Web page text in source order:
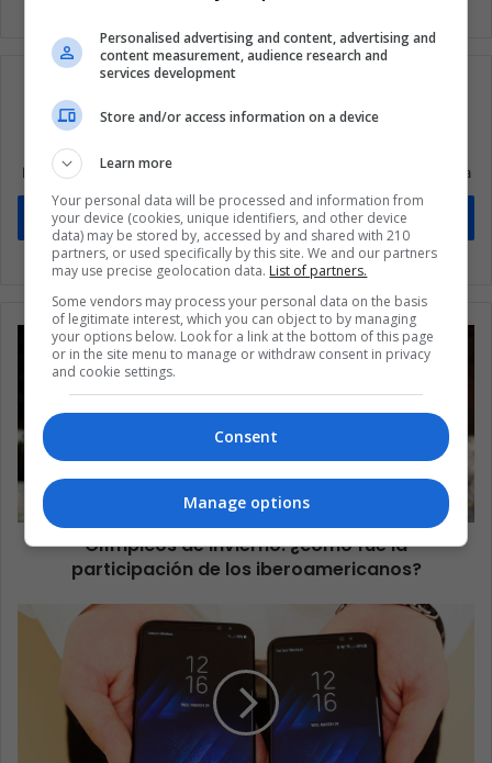
Suscríbete a nuestra lista de correos
Mantente informado sobre lo que está pasando en Latinoamérica
Suscríbete
Olímpicos de Invierno: ¿cómo fue la
participación de los iberoamericanos?
Personalised advertising and content, advertising and
content measurement, audience research and
services development
Store and/or access information on a device
Learn more
Your personal data will be processed and information from
your device (cookies, unique identifiers, and other device
data) may be stored by, accessed by and shared with 210
partners, or used specifically by this site. We and our partners
may use precise geolocation data. List of partners.
Some vendors may process your personal data on the basis
of legitimate interest, which you can object to by managing
your options below. Look for a link at the bottom of this page
or in the site menu to manage or withdraw consent in privacy
and cookie settings.
Consent
Manage options